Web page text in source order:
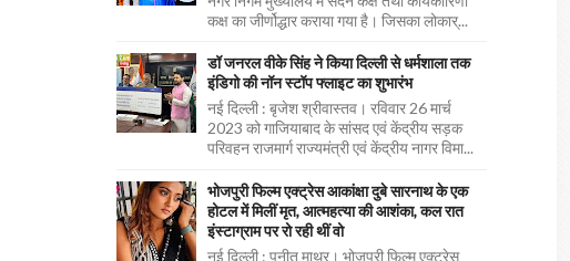
कक्ष का जीर्णोद्धार कराया गया है। जिसका लोकार्...
डॉ जनरल वीके सिंह ने किया दिल्ली से धर्मशाला तक
इंडिगो की नॉन स्टॉप फ्लाइट का शुभारंभ
नई दिल्ली : बृजेश श्रीवास्तव। रविवार 26 मार्च
2023 को गाजियाबाद के सांसद एवं केंद्रीय सड़क
परिवहन राजमार्ग राज्यमंत्री एवं केंद्रीय नागर विमा...
भोजपुरी फिल्म एक्ट्रेस आकांक्षा दुबे सारनाथ के एक
होटल में मिलीं मृत, आत्महत्या की आशंका, कल रात
इंस्टाग्राम पर रो रही थीं वो
नई दिल्ली : पुनीत माथुर। भोजपुरी फिल्म एक्ट्रेस